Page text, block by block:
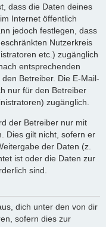
dass die Daten deines
Internet öffentlich
jedoch festlegen, dass
Nutzerkreis
etc.) zugänglich
entsprechenden
Betreiber. Die E-Mail-
nur für den Betreiber
zugänglich.
der Betreiber nur mit
Dies gilt nicht, sofern er
der Daten (z.
ist oder die Daten zur
sind.
dich unter den von dir
sofern dies zur